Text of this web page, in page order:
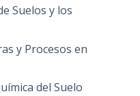
Suelos y los
y Procesos en
del Suelo